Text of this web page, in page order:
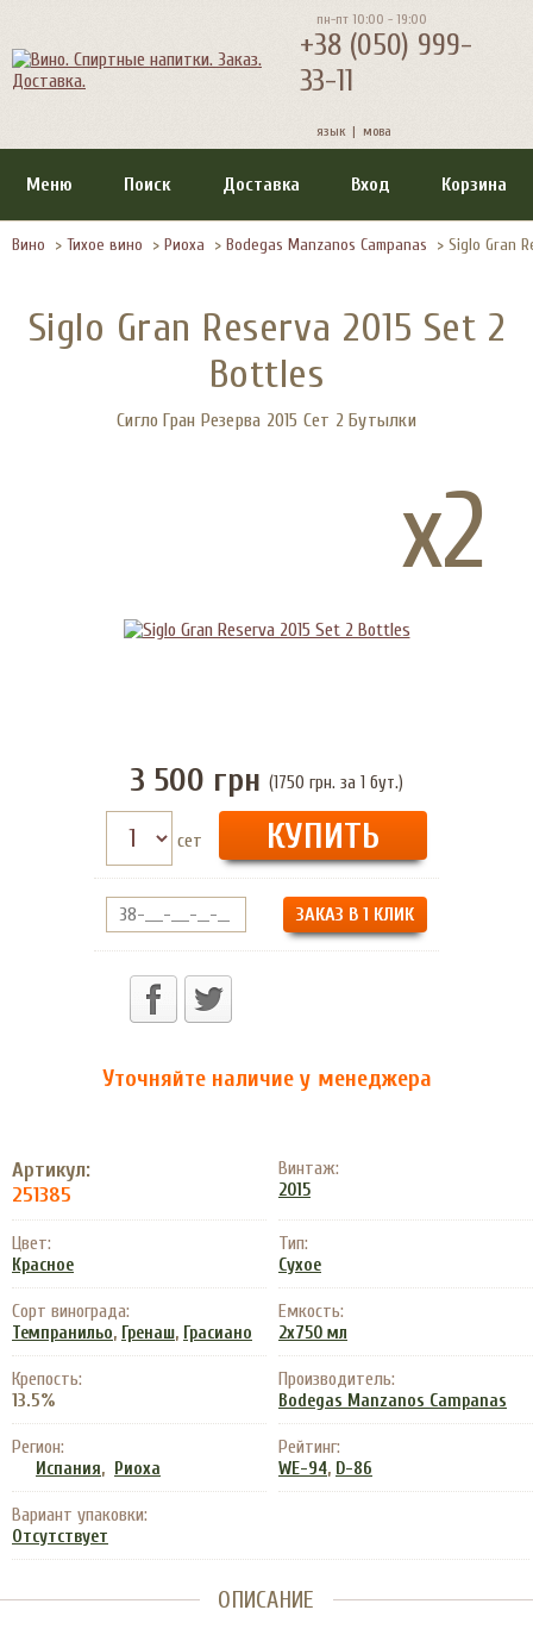
пн-пт 10:00 - 19:00
+38 (050) 999-
33-11
язык | мова
Меню Поиск Доставка Вход Корзина
Вино > Тихое вино > Риоха > Bodegas Manzanos Campanas > Siglo Gran
Siglo Gran Reserva 2015 Set 2
Bottles
Сигло Гран Резерва 2015 Сет 2 Бутылки
x2
3 500 грн (1750 грн. за 1 бут.)
сет
ЗАКАЗ В 1 КЛИК
Уточняйте наличие у менеджера
Артикул:
251385
Винтаж:
2015
Цвет:
Красное
Тип:
Сухое
Сорт винограда:
Темпранильо, Гренаш, Грасиано
Емкость:
2х750 мл
Крепость:
13.5%
Производитель:
Bodegas Manzanos Campanas
Регион:
Испания, Риоха
Рейтинг:
WE-94, D-86
Вариант упаковки:
Отсутствует
ОПИСАНИЕ